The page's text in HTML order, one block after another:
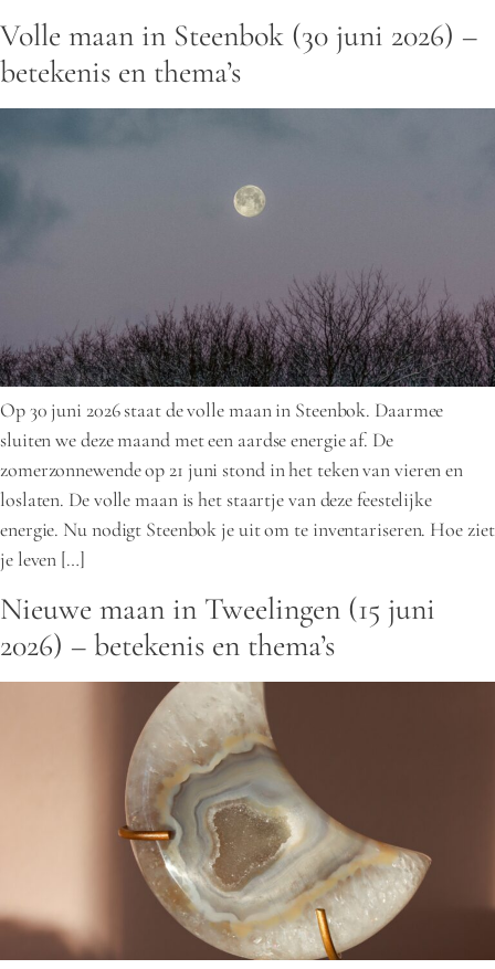
Volle maan in Steenbok (30 juni 2026) –
betekenis en thema’s
Op 30 juni 2026 staat de volle maan in Steenbok. Daarmee
sluiten we deze maand met een aardse energie af. De
zomerzonnewende op 21 juni stond in het teken van vieren en
loslaten. De volle maan is het staartje van deze feestelijke
energie. Nu nodigt Steenbok je uit om te inventariseren. Hoe ziet
je leven […]
Nieuwe maan in Tweelingen (15 juni
2026) – betekenis en thema’s